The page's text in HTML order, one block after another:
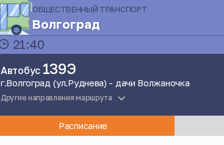
ОБЩЕСТВЕННЫЙ ТРАНСПОРТ
Волгоград
21:40
Автобус 139Э
г.Волгоград (ул.Руднева) - дачи Волжаночка
Другие направления маршрута
Расписание